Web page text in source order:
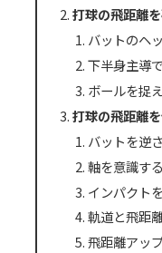
打球の飛距離
バットのヘ
下半身主導
ボールを捉
打球の飛距離
バットを逆
軸を意識す
インパクト
軌道と飛距
飛距離アッ